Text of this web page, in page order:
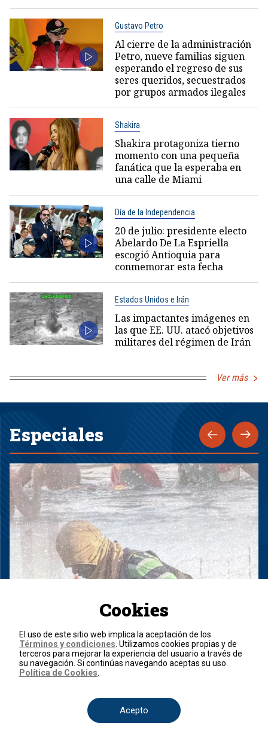
Gustavo Petro
Al cierre de la administración
Petro, nueve familias siguen
esperando el regreso de sus
seres queridos, secuestrados
por grupos armados ilegales
Shakira
Shakira protagoniza tierno
momento con una pequeña
fanática que la esperaba en
una calle de Miami
Día de la Independencia
20 de julio: presidente electo
Abelardo De La Espriella
escogió Antioquia para
conmemorar esta fecha
Estados Unidos e Irán
Las impactantes imágenes en
las que EE. UU. atacó objetivos
militares del régimen de Irán
Ver más
Especiales
Cookies
El uso de este sitio web implica la aceptación de los
Términos y condiciones . Utilizamos cookies propias y de
terceros para mejorar la experiencia del usuario a través de
su navegación. Si continúas navegando aceptas su uso.
Política de Cookies
Acepto